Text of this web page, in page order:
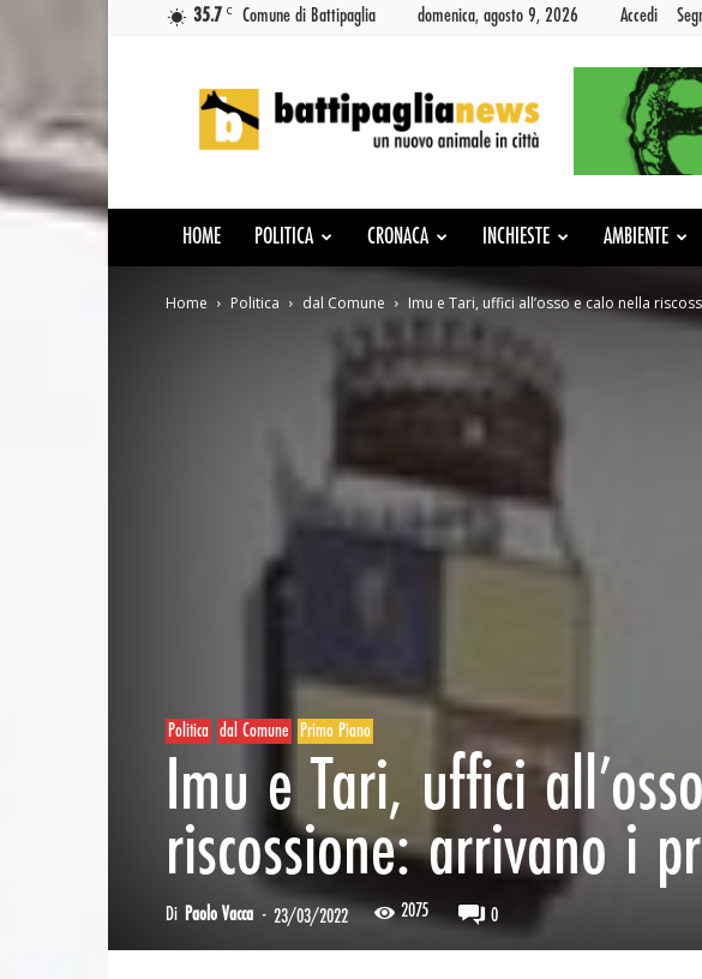
35.7 C Comune di Battipaglia domenica, agosto 9, 2026 Accedi
News
HOME POLITICA CRONACA INCHIESTE AMBIENTE
Home Politica dal Comune Imu e Tari, uffici all’osso e calo nella
Politica dal Comune Primo Piano
Imu e Tari, uffici
riscossione: arrivano i
Di Paolo Vacca - 23/03/2022 2075 0